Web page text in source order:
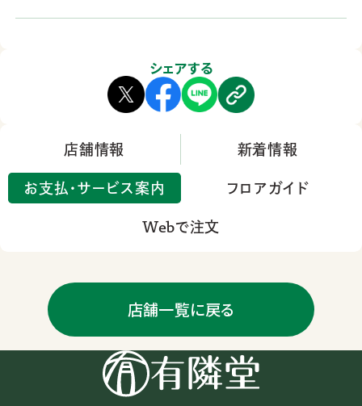
シェアする
店舗情報 新着情報
お支払・サービス案内 フロアガイド
Webで注文
店舗一覧に戻る